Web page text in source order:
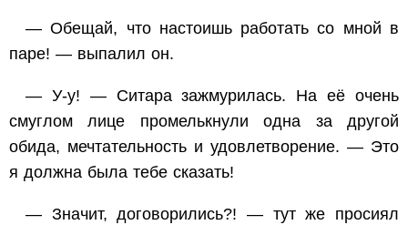
— Обещай, что настоишь работать со мной в
паре! — выпалил он.
— У-у! — Ситара зажмурилась. На её очень
смуглом лице промелькнули одна за другой
обида, мечтательность и удовлетворение. — Это
я должна была тебе сказать!
— Значит, договорились?! — тут же просиял